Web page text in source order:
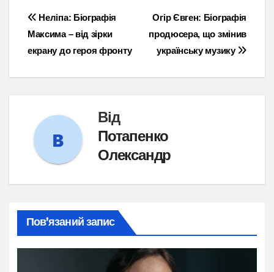
Навігація
записів
Огір Євген: Біографія
продюсера, що змінив
українську музику
Неліпа: Біографія
Максима – від зірки
екрану до героя фронту
Від
Потапенко
Олександр
Пов’язаний запис